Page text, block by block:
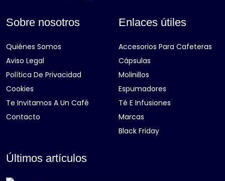
Sobre nosotros
Quiénes Somos
Aviso Legal
Política De Privacidad
Cookies
Te Invitamos A Un Café
Contacto
Enlaces útiles
Accesorios Para Cafeteras
Cápsulas
Molinillos
Espumadores
Té E Infusiones
Marcas
Black Friday
Últimos artículos